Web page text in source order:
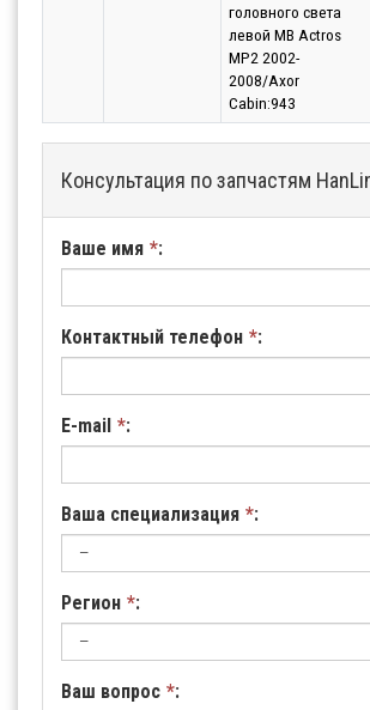
головного света
левой MB Actros
MP2 2002-
2008/Axor
Cabin:943
Консультация по запчастям
Ваше имя *:
Контактный телефон *:
E-mail *:
Ваша специализация *:
Регион *:
Ваш вопрос *: